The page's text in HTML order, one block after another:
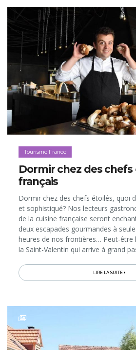
Tourisme France
Dormir chez des chefs
français
Dormir chez des chefs étoilés, quoi
et sophistiqué? Nos lecteurs
de la cuisine française seront
deux escapades gourmandes à
heures de nos frontières… Peut-être
la Saint-Valentin qui arrive à grand
LIRE LA SUITE